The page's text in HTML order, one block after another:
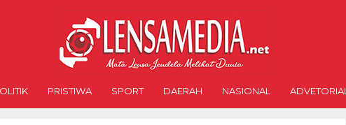
PRISTIWA SPORT DAERAH NASIONAL ADVETORIAL